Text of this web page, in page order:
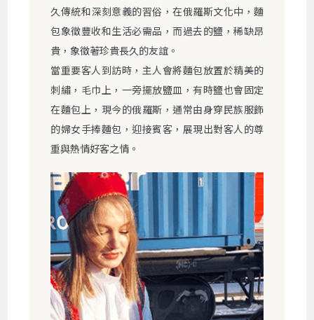
久傳統和深刻意義的習俗，在俄羅斯文化中，麵
包象徵豐收和生活必需品，而過去的鹽，稀缺昂
貴，象徵著珍貴長久的友誼。
當重要客人到訪時，主人會將麵包放置於精美的
刺繡，毛巾上，一旁擺放鹽皿，有時鹽也會固定
在麵包上，現今的俄羅斯，通常由身穿民族服飾
的婦女手捧麵包，迎接賓客，展現出對客人的尊
重與熱情好客之情。